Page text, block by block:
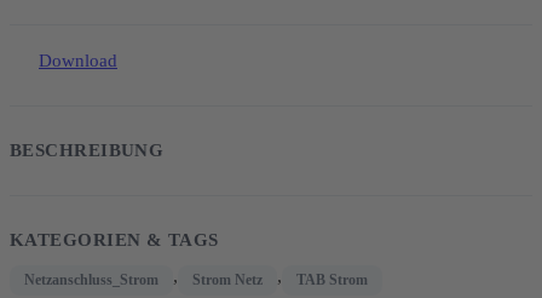
Download
BESCHREIBUNG
KATEGORIEN & TAGS
Netzanschluss_Strom , Strom Netz , TAB Strom